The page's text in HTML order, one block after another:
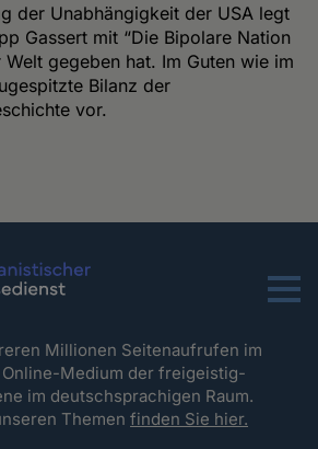
der Unabhängigkeit der USA legt
Gassert mit “Die Bipolare Nation
gegeben hat. Im Guten wie im
Bilanz der
vor.
Menu
Millionen Seitenaufrufen im
Medium der freigeistig-
im deutschsprachigen Raum.
Themenfinden Sie hier.